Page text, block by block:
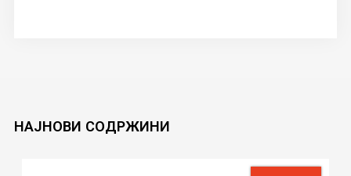
НАЈНОВИ СОДРЖИНИ